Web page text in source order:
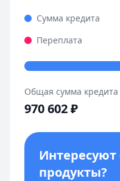
Сумма кредита
Переплата
Общая сумма кредита
970 602₽
продукты?